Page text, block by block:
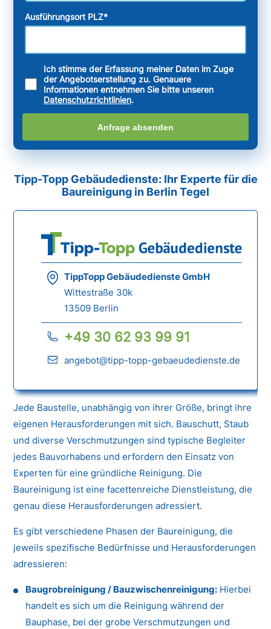
Ausführungsort PLZ*
Ich stimme der Erfassung meiner Daten im Zuge
der Angebotserstellung zu. Genauere
Informationen entnehmen Sie bitte unseren
Datenschutzrichtlinien.
Anfrage absenden
Tipp-Topp Gebäudedienste: Ihr Experte für die
Baureinigung in Berlin Tegel
TippTopp Gebäudedienste GmbH
Wittestraße 30k
13509 Berlin
+49 30 62 93 99 91
angebot@tipp-topp-gebaeudedienste.de
Jede Baustelle, unabhängig von ihrer Größe, bringt ihre
eigenen Herausforderungen mit sich. Bauschutt, Staub
und diverse Verschmutzungen sind typische Begleiter
jedes Bauvorhabens und erfordern den Einsatz von
Experten für eine gründliche Reinigung. Die
Baureinigung ist eine facettenreiche Dienstleistung, die
genau diese Herausforderungen adressiert.
Es gibt verschiedene Phasen der Baureinigung, die
jeweils spezifische Bedürfnisse und Herausforderungen
adressieren:
Baugrobreinigung / Bauzwischenreinigung: Hierbei
handelt es sich um die Reinigung während der
Bauphase, bei der grobe Verschmutzungen und